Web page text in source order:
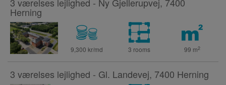
3 værelses lejlighed - Ny Gjellerupvej, 7400
Herning
9,300 kr/md 3 rooms 99 m2
3 værelses lejlighed - Gl. Landevej, 7400 Herning